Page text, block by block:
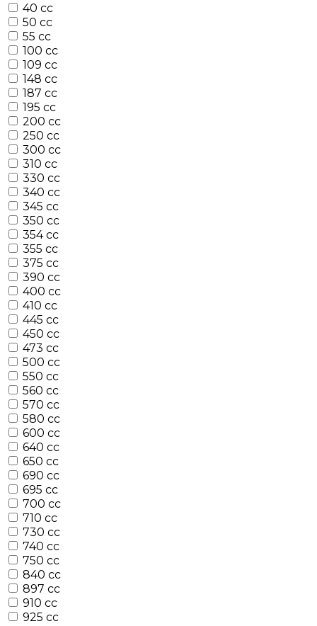
40 cc
50 cc
55 cc
100 cc
109 cc
148 cc
187 cc
195 cc
200 cc
250 cc
300 cc
310 cc
330 cc
340 cc
345 cc
350 cc
354 cc
355 cc
375 cc
390 cc
400 cc
410 cc
445 cc
450 cc
473 cc
500 cc
550 cc
560 cc
570 cc
580 cc
600 cc
640 cc
650 cc
690 cc
695 cc
700 cc
710 cc
730 cc
740 cc
750 cc
840 cc
897 cc
910 cc
925 cc